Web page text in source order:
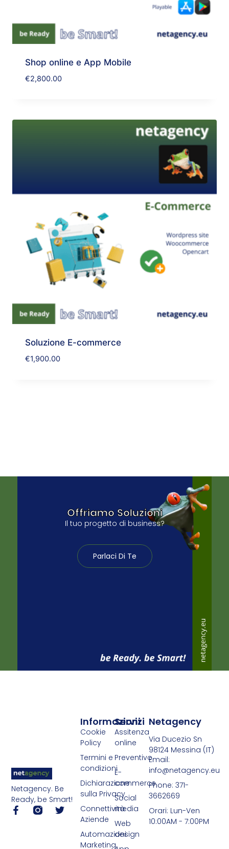
Shop online e App Mobile
€2,800.00
Soluzione E-commerce
€1,900.00
Offriamo Soluzioni
Il tuo progetto di business?
Parlaci Di Te
Netagency. Be
Ready, be Smart!
Servizi
Assitenza
online
Preventivo
E-
commerce
Social
media
Web
design
Informazioni
Cookie
Policy
Termini e
condizioni
Dichiarazione
sulla Privacy
Connettività
Aziende
Automazioni
Marketing
Netagency
Via Ducezio Sn
98124 Messina (IT)
Email:
info@netagency.eu
Phone: 371-
3662669
Orari: Lun-Ven
10:00AM - 7:00PM